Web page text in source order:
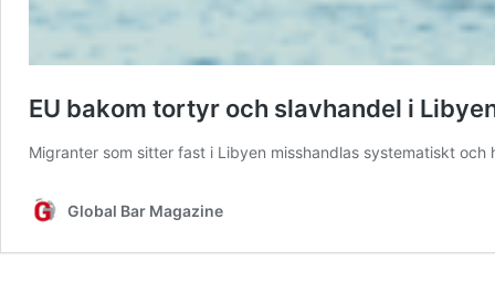
EU bakom tortyr och slavhandel i
Migranter som sitter fast i Libyen misshandlas systematiskt
Global Bar Magazine